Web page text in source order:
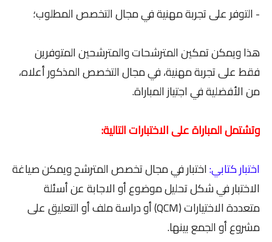
- التوفر على تجربة مهنية في مجال التخصص المطلوب؛
هذا ويمكن تمكين المترشحات والمترشحين المتوفرين
فقط على تجربة مهنية، في مجال التخصص المذكور أعلاه،
من الأفضلية في اجتياز المباراة.
وتشتمل المباراة على الاختبارات التالية:
اختبار كتابي:اختبار في مجال تخصص المترشح ويمكن صياغة
الاختبار في شكل تحليل موضوع أو الاجابة عن أسئلة
متعددة الاختيارات (QCM) أو دراسة ملف أو التعليق على
مشروع أو الجمع بينها.